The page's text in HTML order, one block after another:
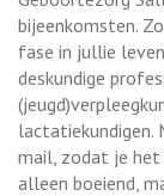
bijeenkomsten.
fase in jullie
deskundige
mail, zodat je het
alleen boeiend,